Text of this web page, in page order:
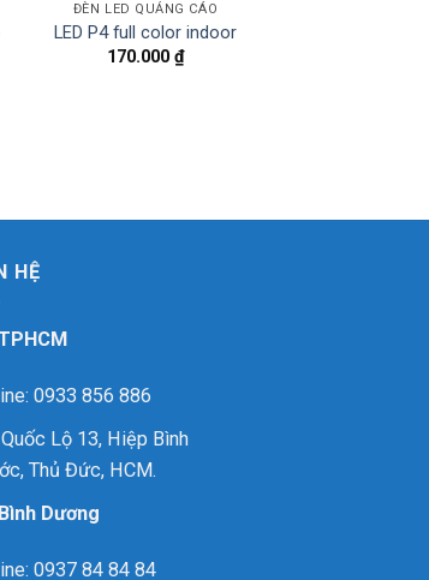
ĐÈN LED QUẢNG CÁO
LED P4 full color indoor
170.000 ₫
HỆ
0933 856 886
Lộ 13, Hiệp Bình
Thủ Đức, HCM.
Dương
0937 84 84 84